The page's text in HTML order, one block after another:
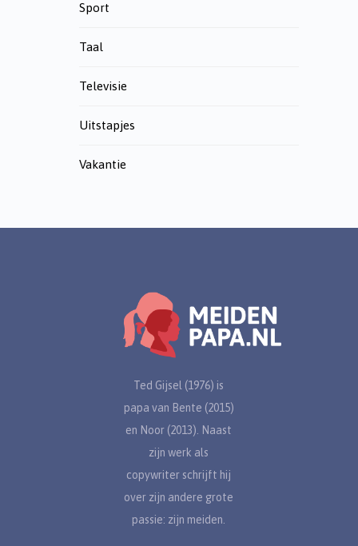
Sport
Taal
Televisie
Uitstapjes
Vakantie
Ted Gijsel (1976) is
papa van Bente (2015)
en Noor (2013). Naast
zijn werk als
copywriter schrijft hij
over zijn andere grote
passie: zijn meiden.